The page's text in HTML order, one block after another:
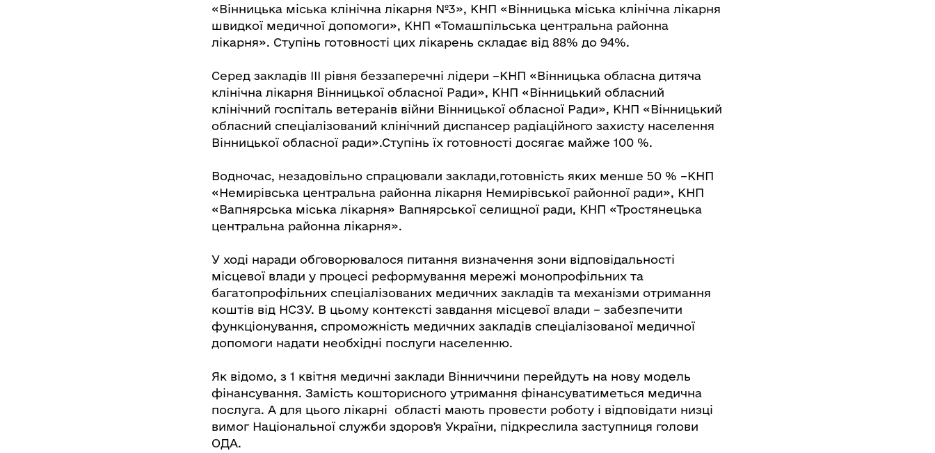
«Вінницька міська клінічна лікарня №3», КНП «Вінницька міська клінічна лікарня
швидкої медичної допомоги», КНП «Томашпільська центральна районна
лікарня». Ступінь готовності цих лікарень складає від 88% до 94%.
Серед закладів ІІІ рівня беззаперечні лідери –КНП «Вінницька обласна дитяча
клінічна лікарня Вінницької обласної Ради», КНП «Вінницький обласний
клінічний госпіталь ветеранів війни Вінницької обласної Ради», КНП «Вінницький
обласний спеціалізований клінічний диспансер радіаційного захисту населення
Вінницької обласної ради».Ступінь їх готовності досягає майже 100 %.
Водночас, незадовільно спрацювали заклади,готовність яких менше 50 % –КНП
«Немирівська центральна районна лікарня Немирівської районної ради», КНП
«Вапнярська міська лікарня» Вапнярської селищної ради, КНП «Тростянецька
центральна районна лікарня».
У ході наради обговорювалося питання визначення зони відповідальності
місцевої влади у процесі реформування мережі монопрофільних та
багатопрофільних спеціалізованих медичних закладів та механізми отримання
коштів від НСЗУ. В цьому контексті завдання місцевої влади – забезпечити
функціонування, спроможність медичних закладів спеціалізованої медичної
допомоги надати необхідні послуги населенню.
Як відомо, з 1 квітня медичні заклади Вінниччини перейдуть на нову модель
фінансування. Замість кошторисного утримання фінансуватиметься медична
послуга. А для цього лікарні області мають провести роботу і відповідати низці
вимог Національної служби здоров'я України, підкреслила заступниця голови
ОДА.